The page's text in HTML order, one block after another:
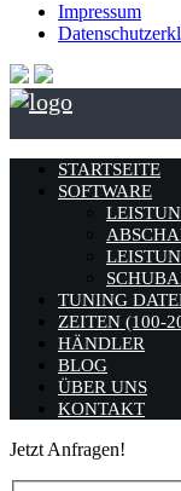
Impressum
STARTSEITE
SOFTWARE
TUNING
ZEITEN (100-
HÄNDLER
BLOG
ÜBER UNS
KONTAKT
Jetzt Anfragen!